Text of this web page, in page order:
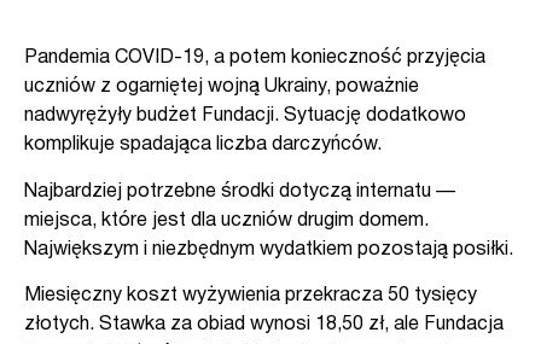
Pandemia COVID-19, a potem konieczność przyjęcia
uczniów z ogarniętej wojną Ukrainy, poważnie
nadwyrężyły budżet Fundacji. Sytuację dodatkowo
komplikuje spadająca liczba darczyńców.
Najbardziej potrzebne środki dotyczą internatu —
miejsca, które jest dla uczniów drugim domem.
Największym i niezbędnym wydatkiem pozostają posiłki.
Miesięczny koszt wyżywienia przekracza 50 tysięcy
złotych. Stawka za obiad wynosi 18,50 zł, ale Fundacja